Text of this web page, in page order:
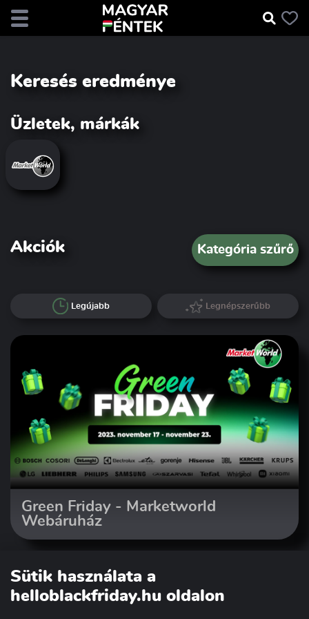
Keresés eredménye
Üzletek, márkák
Akciók Kategória szűrő
Legújabb Legnépszerűbb
Green Friday - Marketworld
Webáruház
Sütik használata a
helloblackfriday.hu oldalon